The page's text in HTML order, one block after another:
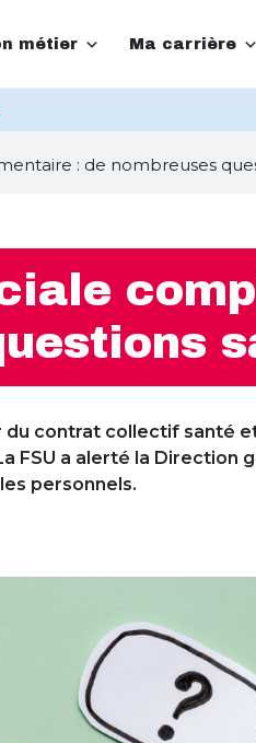
métier Ma carrière
: de nombreuses
du contrat collectif santé
a alerté la Direction
personnels.